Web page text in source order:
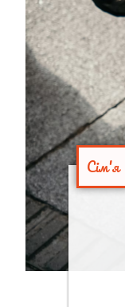
Сім'я